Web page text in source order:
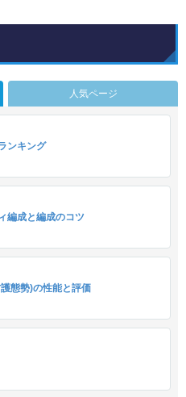
人気ページ
ンキング
編成と編成のコツ
態勢)の性能と評価